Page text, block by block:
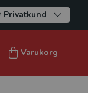
Privatkund
Varukorg